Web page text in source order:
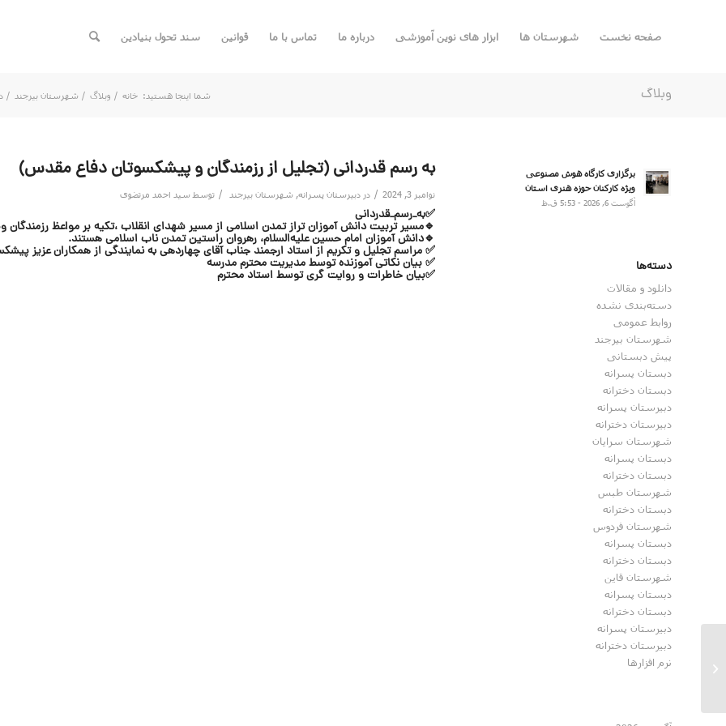
صفحه نخست شهرستان ها ابزار های نوین آموزشی درباره ما تماس با ما قوانین سند تحول بنیادین
وبلاگ شما اینجا هستید: خانه / وبلاگ / شهرستان بیرجند /
به رسم قدردانی (تجلیل از رزمندگان و پیشکسوتان دفاع مقدس)
نوامبر 3, 2024 / در دبیرستان پسرانه, شهرستان بیرجند / توسط سید احمد مرتضوی
✅به_رسم_قدردانی
🔹مسیر تربیت دانش آموزان تراز تمدن اسلامی از مسیر شهدای انقلاب ،تکیه بر مواعظ
🔹دانش آموزان امام حسین علیه‌السلام، رهروان راستین تمدن ناب اسلامی هستند.
✅ مراسم تجلیل و تکریم از استاد ارجمند جناب آقای چهاردهی به نمایندگی از همکاران عزیز
✅ بیان نکاتی آموزنده توسط مدیریت محترم مدرسه
✅بیان خاطرات و روایت گری توسط استاد محترم
برگزاری کارگاه هوش مصنوعی
ویژه کارکنان حوزه هنری استان
آگوست 6, 2026 - 5:53 ق.ظ
دسته‌ها
دانلود و مقالات
دسته‌بندی نشده
روابط عمومی
شهرستان بیرجند
پیش دبستانی
دبستان پسرانه
دبستان دخترانه
دبیرستان پسرانه
دبیرستان دخترانه
شهرستان سرایان
دبستان پسرانه
دبستان دخترانه
شهرستان طبس
دبستان دخترانه
شهرستان فردوس
دبستان پسرانه
دبستان دخترانه
شهرستان قاین
دبستان پسرانه
دبستان دخترانه
دبیرستان پسرانه
دبیرستان دخترانه
نرم افزارها
یادواره ی خانگی شهید مدافع امنیت،